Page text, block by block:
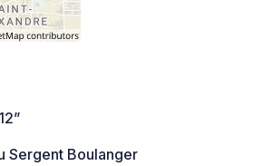
Sergent Boulanger